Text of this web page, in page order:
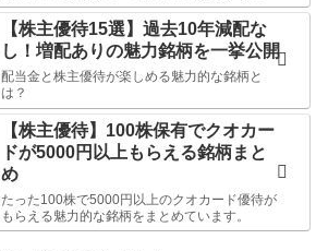
【株主優待15選】過去10年減配な
し！増配ありの魅力銘柄を一挙公開
配当金と株主優待が楽しめる魅力的な銘柄と
は？
【株主優待】100株保有でクオカー
ドが5000円以上もらえる銘柄まと
め
たった100株で5000円以上のクオカード優待が
もらえる魅力的な銘柄をまとめています。